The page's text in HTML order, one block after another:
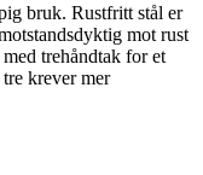
bruk. Rustfritt stål er
mot rust
trehåndtak for et
krever mer